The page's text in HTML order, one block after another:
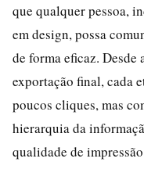
que qualquer pessoa,
em design, possa
de forma eficaz. Desde
exportação final, cada
poucos cliques, mas
hierarquia da
qualidade de